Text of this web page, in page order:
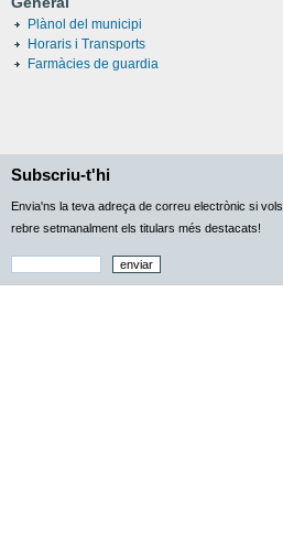
Plànol del municipi
Horaris i Transports
Farmàcies de guardia
Subscriu-t'hi
Envia'ns la teva adreça de correu electrònic si vols
rebre setmanalment els titulars més destacats!